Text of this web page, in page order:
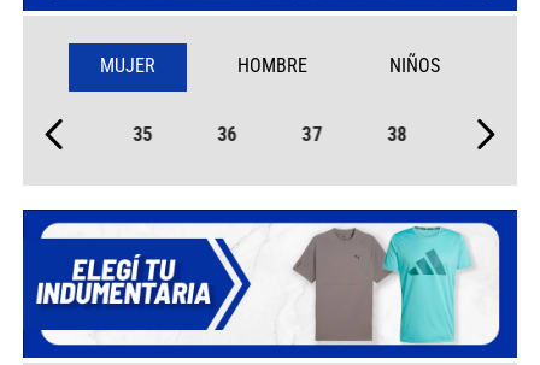
MUJER HOMBRE NIÑOS
35 36 37 38